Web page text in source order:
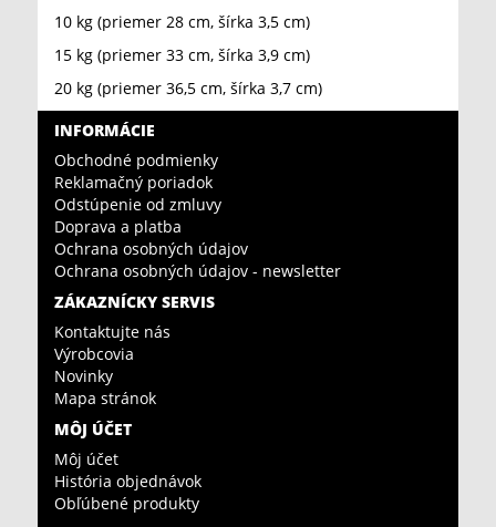
10 kg (priemer 28 cm, šírka 3,5 cm)
15 kg (priemer 33 cm, šírka 3,9 cm)
20 kg (priemer 36,5 cm, šírka 3,7 cm)
INFORMÁCIE
Obchodné podmienky
Reklamačný poriadok
Odstúpenie od zmluvy
Doprava a platba
Ochrana osobných údajov
Ochrana osobných údajov - newsletter
ZÁKAZNÍCKY SERVIS
Kontaktujte nás
Výrobcovia
Novinky
Mapa stránok
MÔJ ÚČET
Môj účet
História objednávok
Obľúbené produkty